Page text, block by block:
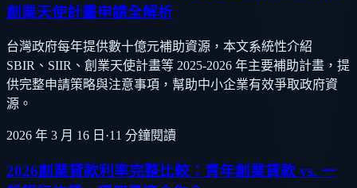
創業天使計畫申請全解析
台灣政府每年提供數十億元補助資源，本文系統性介紹
SBIR、SIIR、創業天使計畫等 2025-2026 年主要補助計畫，提
供完整申請策略與注意事項，幫助中小企業有效爭取政府資
源。
2026 年 3 月 16 日 ·11 分鐘閱讀
2026創業貸款利率完整比較：青年創業貸款 vs. 一